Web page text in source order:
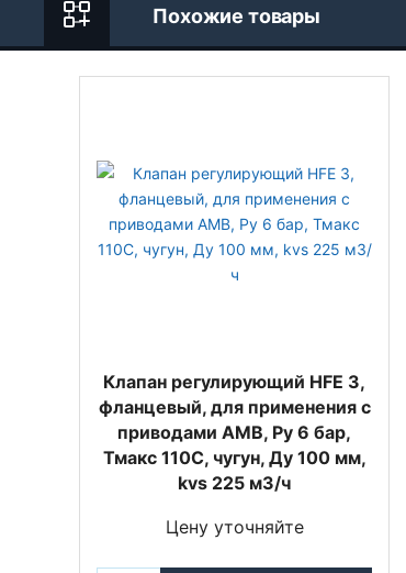
Похожие товары
Клапан регулирующий HFE 3,
фланцевый, для применения с
приводами AMВ, Ру 6 бар,
Тмакс 110С, чугун, Ду 100 мм,
kvs 225 м3/ч
Цену уточняйте